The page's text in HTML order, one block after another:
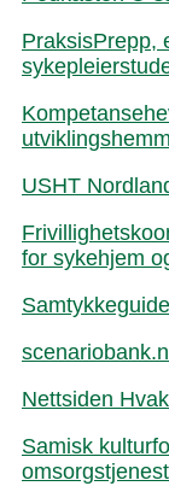
PraksisPrepp,
USHT
for sykehjem
Samtykkeguide
Nettsiden
Samisk